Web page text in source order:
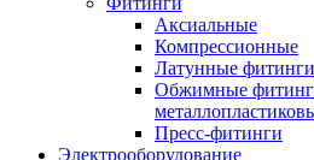
Аксиальные
Компрессионные
Латунные фитинги
Обжимные
Пресс-фитинги
Электрооборудование